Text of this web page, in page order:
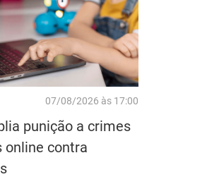
07/08/2026 às 17:00
punição a crimes
online contra